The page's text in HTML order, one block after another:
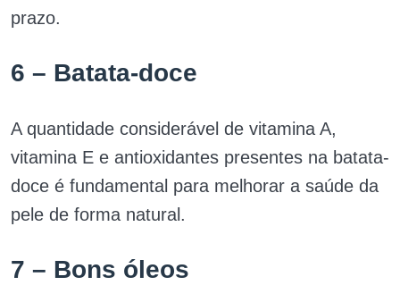
prazo.
6 – Batata-doce
A quantidade considerável de vitamina A,
vitamina E e antioxidantes presentes na batata-
doce é fundamental para melhorar a saúde da
pele de forma natural.
7 – Bons óleos